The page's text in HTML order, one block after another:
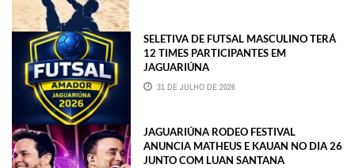
SELETIVA DE FUTSAL MASCULINO TERÁ
12 TIMES PARTICIPANTES EM
JAGUARIÚNA
31 DE JULHO DE 2026
JAGUARIÚNA RODEO FESTIVAL
ANUNCIA MATHEUS E KAUAN NO DIA 26
JUNTO COM LUAN SANTANA